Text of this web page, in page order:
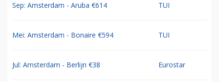
Sep: Amsterdam - Aruba €614 TUI
Mei: Amsterdam - Bonaire €594 TUI
Jul: Amsterdam - Berlijn €38 Eurostar